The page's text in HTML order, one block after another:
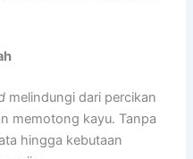
melindungi dari percikan
memotong kayu. Tanpa
hingga kebutaan